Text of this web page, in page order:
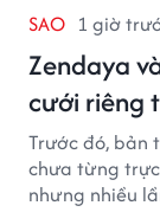
SAO 1 giờ
Zendaya
cưới riêng
Trước đó, bản
chưa từng
nhưng nhiều